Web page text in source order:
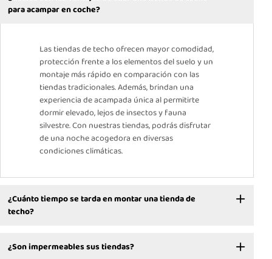
para acampar en coche?
Las tiendas de techo ofrecen mayor comodidad,
protección frente a los elementos del suelo y un
montaje más rápido en comparación con las
tiendas tradicionales. Además, brindan una
experiencia de acampada única al permitirte
dormir elevado, lejos de insectos y fauna
silvestre. Con nuestras tiendas, podrás disfrutar
de una noche acogedora en diversas
condiciones climáticas.
¿Cuánto tiempo se tarda en montar una tienda de
techo?
¿Son impermeables sus tiendas?